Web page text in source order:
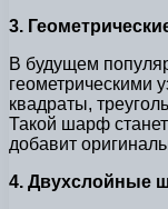
3.
В будущем
геометрическими
квадраты,
Такой шарф
добавит
4. Двухслойные